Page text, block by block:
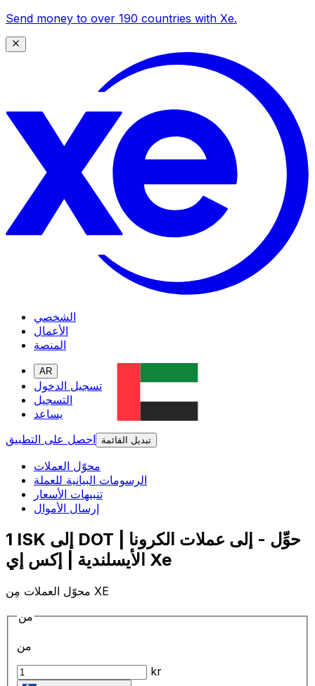
Send money to over 190 countries with Xe.
الشخصي
الأعمال
المنصة
AR
تسجيل الدخول
التسجيل
يساعد
احصل على التطبيق
تبديل القائمة
محوّل العملات
الرسومات البيانية للعملة
تنبيهات الأسعار
إرسال الأموال
1 ISK إلى DOT | حوِّل - إلى عملات الكرونا
الأيسلندية | إكس إي Xe
محوّل العملات مِن XE
من
من
kr